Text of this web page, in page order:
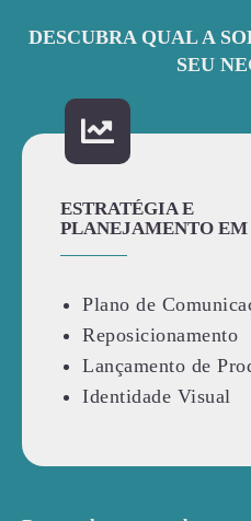
DESCUBRA QUAL A
SEU
ESTRATÉGIA E
PLANEJAMENTO
Plano de
Reposicionamento
Lançamento de
Identidade Visual